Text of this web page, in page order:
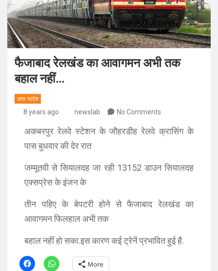
फैजाबाद रेलखंड का आवागमन अभी तक
बहाल नहीं…
उत्तर प्रदेश
8 years ago newslab No Comments
अकबरपुर रेलवे स्टेशन के जौहरडीह रेलवे क्रासिंग के
पास बुधवार की देर रात
जम्मूतवी से सियालदह जा रही 13152 डाउन सियालदह
एक्सप्रेस के इंजन के
तीन पहिए के बेपटरी होने से फैजाबाद रेलखंड का
आवागमन फिलहाल अभी तक
बहाल नहीं हो सका.इस कारण कई ट्रेनें प्रभावित हुई है.
More